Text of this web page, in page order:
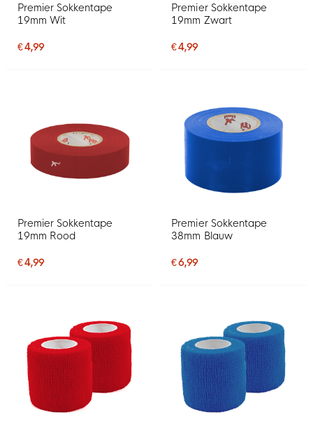
Premier Sokkentape
19mm Wit
€ 4,99
Premier Sokkentape
19mm Zwart
€ 4,99
Premier Sokkentape
19mm Rood
€ 4,99
Premier Sokkentape
38mm Blauw
€ 6,99